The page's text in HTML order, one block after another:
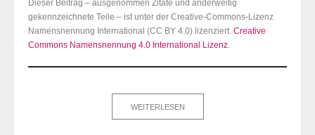
Dieser Beitrag – ausgenommen Zitate und anderweitig
gekennzeichnete Teile – ist unter der Creative-Commons-Lizenz
Namensnennung International (CC BY 4.0) lizenziert. Creative
Commons Namensnennung 4.0 International Lizenz.
WEITERLESEN